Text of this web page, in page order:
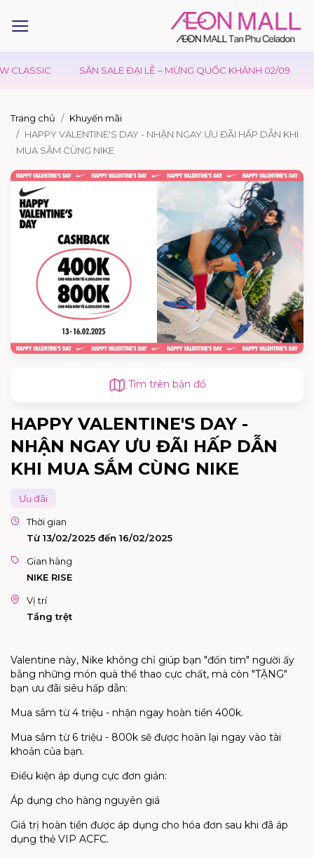
SĂN SALE ĐẠI LỄ – MỪNG QUỐC KHÁNH 02/09
Trang chủ
Khuyến mãi
HAPPY VALENTINE'S DAY - NHẬN NGAY ƯU ĐÃI HẤP DẪN KHI
MUA SẮM CÙNG NIKE
Tìm trên bản đồ
HAPPY VALENTINE'S DAY -
NHẬN NGAY ƯU ĐÃI HẤP DẪN
KHI MUA SẮM CÙNG NIKE
Ưu đãi
Thời gian
Từ 13/02/2025 đến 16/02/2025
Gian hàng
NIKE RISE
Vị trí
Tầng trệt
Valentine này, Nike không chỉ giúp bạn "đốn tim" người ấy
bằng những món quà thể thao cực chất, mà còn "TẶNG"
bạn ưu đãi siêu hấp dẫn:
Mua sắm từ 4 triệu - nhận ngay hoàn tiền 400k.
Mua sắm từ 6 triệu - 800k sẽ được hoàn lại ngay vào tài
khoản của bạn.
Điều kiện áp dụng cực đơn giản:
Áp dụng cho hàng nguyên giá
Giá trị hoàn tiền được áp dụng cho hóa đơn sau khi đã áp
dụng thẻ VIP ACFC.